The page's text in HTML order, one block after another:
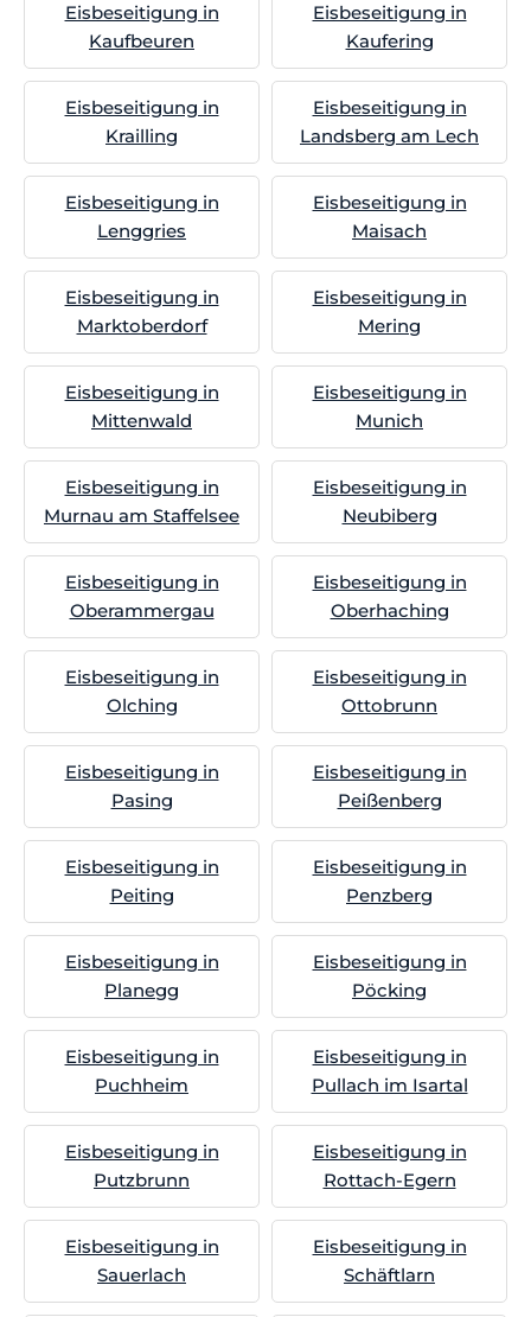
Eisbeseitigung in
Kaufbeuren
Eisbeseitigung in
Kaufering
Eisbeseitigung in
Krailling
Eisbeseitigung in
Landsberg am Lech
Eisbeseitigung in
Lenggries
Eisbeseitigung in
Maisach
Eisbeseitigung in
Marktoberdorf
Eisbeseitigung in
Mering
Eisbeseitigung in
Mittenwald
Eisbeseitigung in
Munich
Eisbeseitigung in
Murnau am Staffelsee
Eisbeseitigung in
Neubiberg
Eisbeseitigung in
Oberammergau
Eisbeseitigung in
Oberhaching
Eisbeseitigung in
Olching
Eisbeseitigung in
Ottobrunn
Eisbeseitigung in
Pasing
Eisbeseitigung in
Peißenberg
Eisbeseitigung in
Peiting
Eisbeseitigung in
Penzberg
Eisbeseitigung in
Planegg
Eisbeseitigung in
Pöcking
Eisbeseitigung in
Puchheim
Eisbeseitigung in
Pullach im Isartal
Eisbeseitigung in
Putzbrunn
Eisbeseitigung in
Rottach-Egern
Eisbeseitigung in
Sauerlach
Eisbeseitigung in
Schäftlarn